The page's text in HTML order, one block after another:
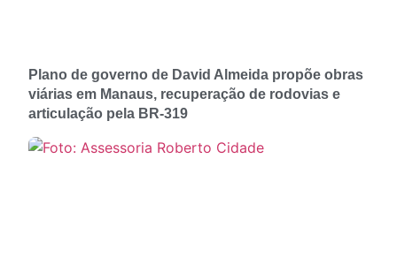
Plano de governo de David Almeida propõe obras
viárias em Manaus, recuperação de rodovias e
articulação pela BR-319